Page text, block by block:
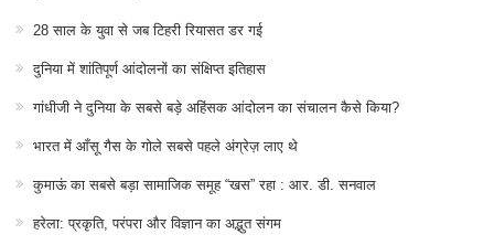
28 साल के युवा से जब टिहरी रियासत डर गई
दुनिया में शांतिपूर्ण आंदोलनों का संक्षिप्त इतिहास
गांधीजी ने दुनिया के सबसे बड़े अहिंसक आंदोलन का संचालन कैसे किया?
भारत में आँसू गैस के गोले सबसे पहले अंग्रेज़ लाए थे
कुमाऊं का सबसे बड़ा सामाजिक समूह “खस” रहा : आर. डी. सनवाल
हरेला: प्रकृति, परंपरा और विज्ञान का अद्भुत संगम